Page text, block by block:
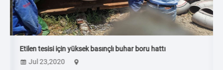
Etilen tesisi için yüksek basınçlı buhar boru hattı
Jul 23,2020